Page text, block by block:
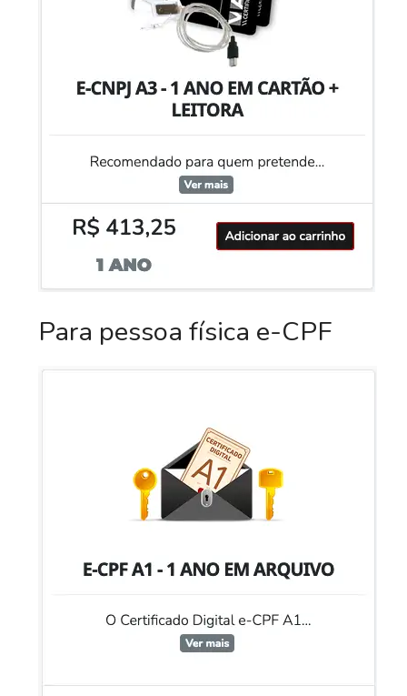
Para pessoa física e-CPF